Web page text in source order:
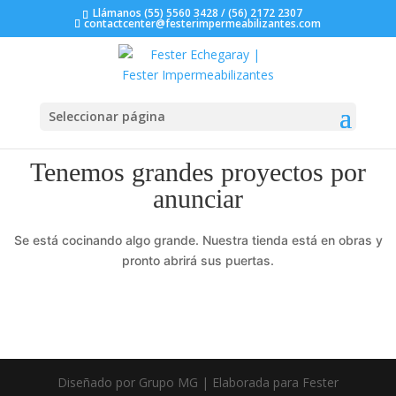
Llámanos (55) 5560 3428 / (56) 2172 2307
contactcenter@festerimpermeabilizantes.com
Seleccionar página
Tenemos grandes proyectos por
anunciar
Se está cocinando algo grande. Nuestra tienda está en obras y
pronto abrirá sus puertas.
Diseñado por Grupo MG | Elaborada para Fester